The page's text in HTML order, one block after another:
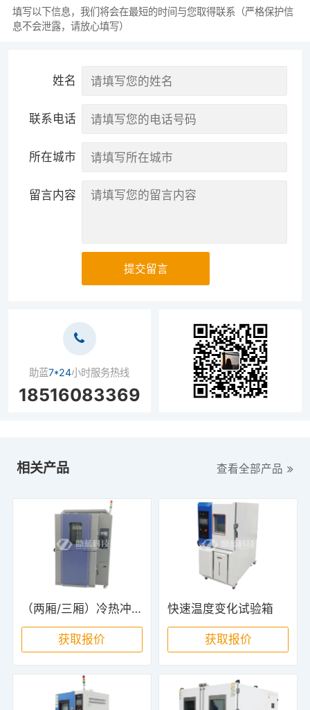
填写以下信息，我们将会在最短的时间与您取得联系（严格保护信
息不会泄露，请放心填写）
姓名
联系电话
所在城市
留言内容
提交留言
助蓝7*24小时服务热线
18516083369
相关产品 查看全部产品
（两厢/三厢）冷热冲击试验箱
获取报价
快速温度变化试验箱
获取报价